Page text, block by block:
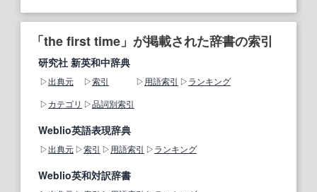
「the first time」が掲載された辞書の索引
研究社 新英和中辞典
出典元 索引 用語索引
ランキング
カテゴリ
品詞別索引
Weblio英語表現辞典
出典元 索引 用語索引 ランキング
Weblio英和対訳辞書